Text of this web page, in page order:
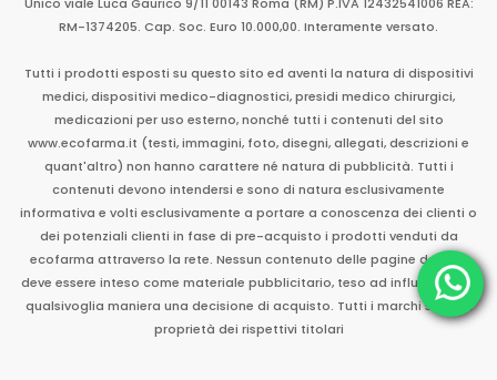
RM-1374205. Cap. Soc. Euro 10.000,00. Interamente versato.
Tutti i prodotti esposti su questo sito ed aventi la natura di dispositivi
medici, dispositivi medico-diagnostici, presidi medico chirurgici,
medicazioni per uso esterno, nonché tutti i contenuti del sito
www.ecofarma.it (testi, immagini, foto, disegni, allegati, descrizioni e
quant'altro) non hanno carattere né natura di pubblicità. Tutti i
contenuti devono intendersi e sono di natura esclusivamente
informativa e volti esclusivamente a portare a conoscenza dei clienti o
dei potenziali clienti in fase di pre-acquisto i prodotti venduti da
ecofarma attraverso la rete. Nessun contenuto delle pagine del sito
deve essere inteso come materiale pubblicitario, teso ad influenzare in
qualsivoglia maniera una decisione di acquisto. Tutti i marchi sono di
proprietà dei rispettivi titolari